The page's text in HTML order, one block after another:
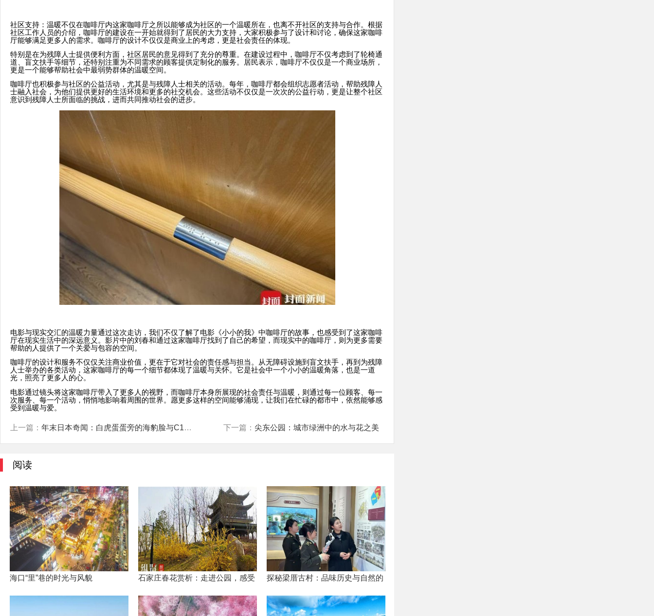
社区支持：温暖不仅在咖啡厅内这家咖啡厅之所以能够成为社区的一个温暖所在，也离不开社区的支持与合作。根据
社区工作人员的介绍，咖啡厅的建设在一开始就得到了居民的大力支持，大家积极参与了设计和讨论，确保这家咖啡
厅能够满足更多人的需求。咖啡厅的设计不仅仅是商业上的考虑，更是社会责任的体现。
特别是在为残障人士提供便利方面，社区居民的意见得到了充分的尊重。在建设过程中，咖啡厅不仅考虑到了轮椅通
道、盲文扶手等细节，还特别注重为不同需求的顾客提供定制化的服务。居民表示，咖啡厅不仅仅是一个商业场所，
更是一个能够帮助社会中最弱势群体的温暖空间。
咖啡厅也积极参与社区的公益活动，尤其是与残障人士相关的活动。每年，咖啡厅都会组织志愿者活动，帮助残障人
士融入社会，为他们提供更好的生活环境和更多的社交机会。这些活动不仅仅是一次次的公益行动，更是让整个社区
意识到残障人士所面临的挑战，进而共同推动社会的进步。
电影与现实交汇的温暖力量通过这次走访，我们不仅了解了电影《小小的我》中咖啡厅的故事，也感受到了这家咖啡
厅在现实生活中的深远意义。影片中的刘春和通过这家咖啡厅找到了自己的希望，而现实中的咖啡厅，则为更多需要
帮助的人提供了一个关爱与包容的空间。
咖啡厅的设计和服务不仅仅关注商业价值，更在于它对社会的责任感与担当。从无障碍设施到盲文扶手，再到为残障
人士举办的各类活动，这家咖啡厅的每一个细节都体现了温暖与关怀。它是社会中一个小小的温暖角落，也是一道
光，照亮了更多人的心。
电影通过镜头将这家咖啡厅带入了更多人的视野，而咖啡厅本身所展现的社会责任与温暖，则通过每一位顾客、每一
次服务、每一个活动，悄悄地影响着周围的世界。愿更多这样的空间能够涌现，让我们在忙碌的都市中，依然能够感
受到温暖与爱。
上一篇： 年末日本奇闻：白虎蛋蛋旁的海豹脸与C105摊主缺席之谜 下一篇： 尖东公园：城市绿洲中的水与花之美
阅读
海口“里”巷的时光与风貌 石家庄春花赏析：走进公园，感受 探秘梁厝古村：品味历史与自然的